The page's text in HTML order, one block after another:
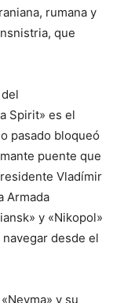
rumana y
que
Spirit» es el
pasado bloqueó
puente que
Vladímir
Armada
y «Nikopol»
desde el
y su